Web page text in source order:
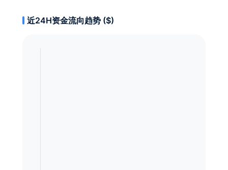
近24H资金流向趋势 ($)